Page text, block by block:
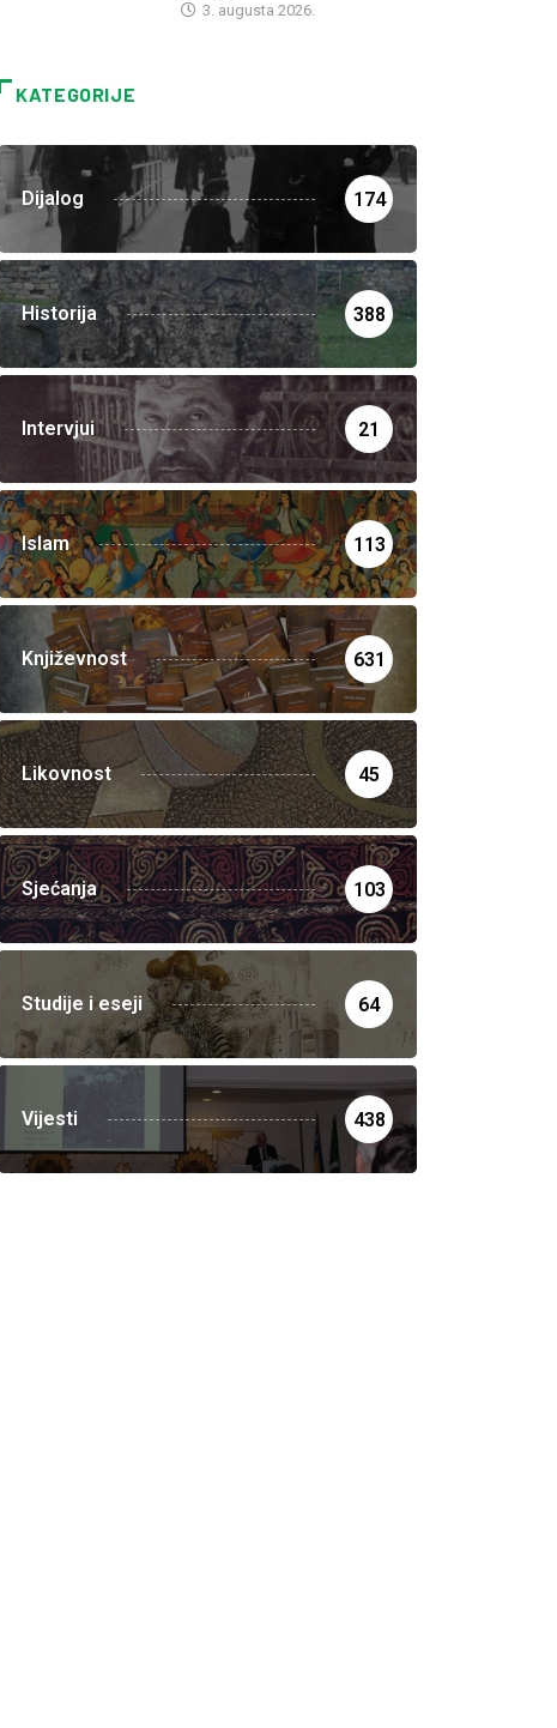
3. augusta 2026.
KATEGORIJE
Dijalog 174
Historija 388
Intervjui 21
Islam 113
Književnost 631
Likovnost 45
Sjećanja 103
Studije i eseji 64
Vijesti 438